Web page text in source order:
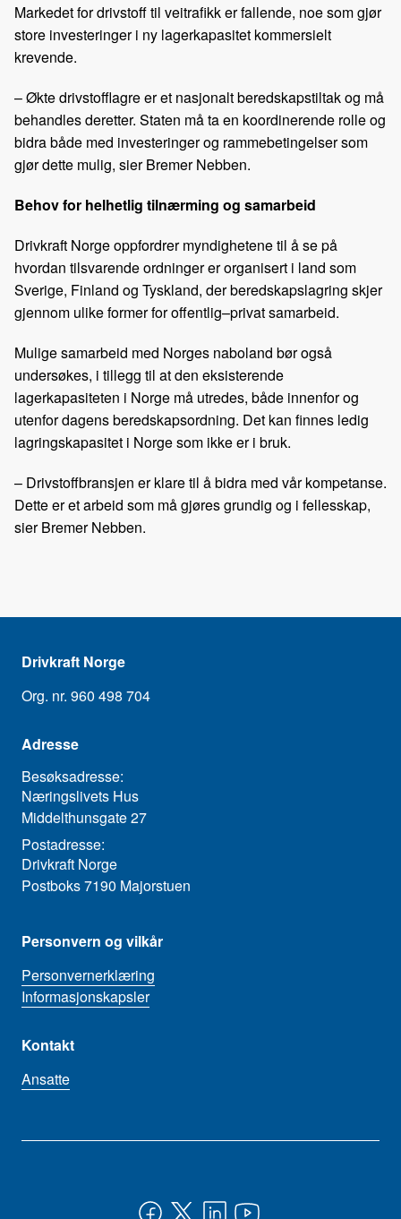
Markedet for drivstoff til veitrafikk er fallende, noe som gjør
store investeringer i ny lagerkapasitet kommersielt
krevende.
– Økte drivstofflagre er et nasjonalt beredskapstiltak og må
behandles deretter. Staten må ta en koordinerende rolle og
bidra både med investeringer og rammebetingelser som
gjør dette mulig, sier Bremer Nebben.
Behov for helhetlig tilnærming og samarbeid
Drivkraft Norge oppfordrer myndighetene til å se på
hvordan tilsvarende ordninger er organisert i land som
Sverige, Finland og Tyskland, der beredskapslagring skjer
gjennom ulike former for offentlig–privat samarbeid.
Mulige samarbeid med Norges naboland bør også
undersøkes, i tillegg til at den eksisterende
lagerkapasiteten i Norge må utredes, både innenfor og
utenfor dagens beredskapsordning. Det kan finnes ledig
lagringskapasitet i Norge som ikke er i bruk.
– Drivstoffbransjen er klare til å bidra med vår kompetanse.
Dette er et arbeid som må gjøres grundig og i fellesskap,
sier Bremer Nebben.
Drivkraft Norge
Org. nr. 960 498 704
Adresse
Besøksadresse:
Næringslivets Hus
Middelthunsgate 27
Postadresse:
Drivkraft Norge
Postboks 7190 Majorstuen
Personvern og vilkår
Personvernerklæring
Informasjonskapsler
Kontakt
Ansatte